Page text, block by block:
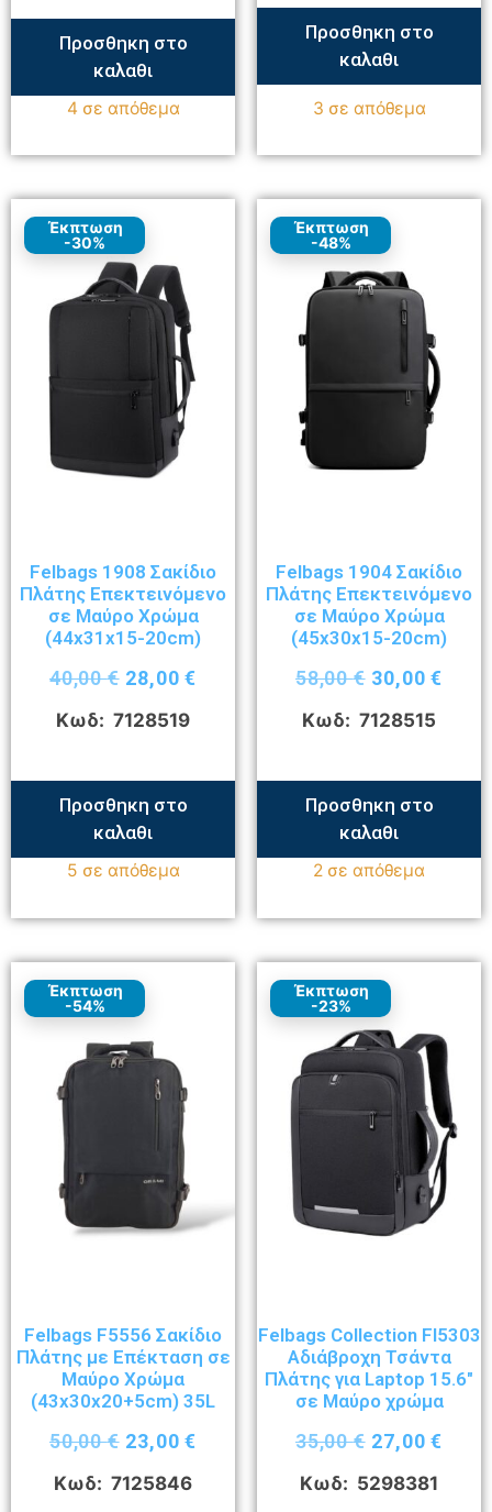
Προσθηκη στο
καλαθι
4 σε απόθεμα
Προσθηκη στο
καλαθι
3 σε απόθεμα
Έκπτωση
-30%
Felbags 1908 Σακίδιο
Πλάτης Επεκτεινόμενο
σε Μαύρο Χρώμα
(44x31x15-20cm)
40,00€ 28,00€
Κωδ: 7128519
Προσθηκη στο
καλαθι
5 σε απόθεμα
Έκπτωση
-48%
Felbags 1904 Σακίδιο
Πλάτης Επεκτεινόμενο
σε Μαύρο Χρώμα
(45x30x15-20cm)
58,00€ 30,00€
Κωδ: 7128515
Προσθηκη στο
καλαθι
2 σε απόθεμα
Έκπτωση
-54%
Felbags F5556 Σακίδιο
Πλάτης με Επέκταση σε
Μαύρο Χρώμα
(43x30x20+5cm) 35L
50,00€ 23,00€
Κωδ: 7125846
Έκπτωση
-23%
Felbags Collection Fl5303
Αδιάβροχη Τσάντα
Πλάτης για Laptop 15.6″
σε Μαύρο χρώμα
35,00€ 27,00€
Κωδ: 5298381